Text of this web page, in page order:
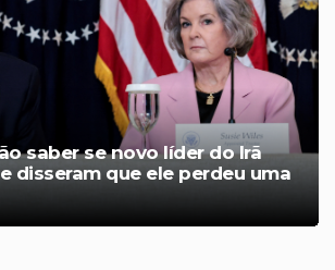
saber se novo líder do Irã
disseram que ele perdeu uma